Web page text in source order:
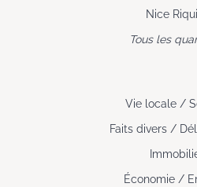
Nice
Tous les
Vie locale /
Faits divers /
Économie /